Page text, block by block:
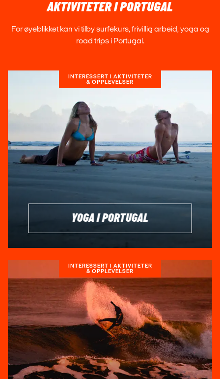
AKTIVITETER I PORTUGAL
For øyeblikket kan vi tilby surfekurs, frivillig arbeid, yoga og
road trips i Portugal.
INTERESSERT I AKTIVITETER
& OPPLEVELSER
YOGA I PORTUGAL
INTERESSERT I AKTIVITETER
& OPPLEVELSER